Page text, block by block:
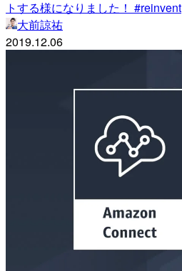
トする様になりました！ #reinvent
大前諒祐
2019.12.06